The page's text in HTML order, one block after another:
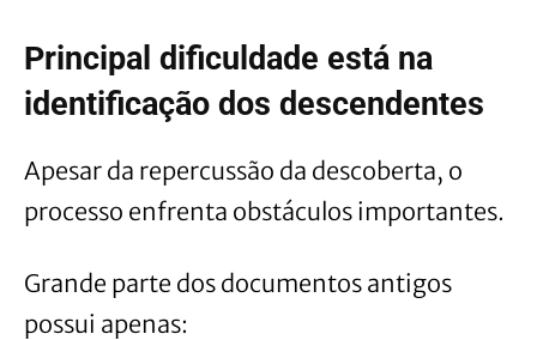
Principal dificuldade está na
identificação dos descendentes
Apesar da repercussão da descoberta, o
processo enfrenta obstáculos importantes.
Grande parte dos documentos antigos
possui apenas: